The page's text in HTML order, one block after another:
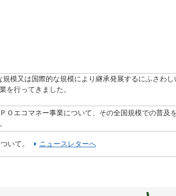
模又は国際的な規模により継承発展するにふさわし
を行ってきました。
Ｏエコマネー事業について、その全国規模での普及
いて。
ニュースレターへ